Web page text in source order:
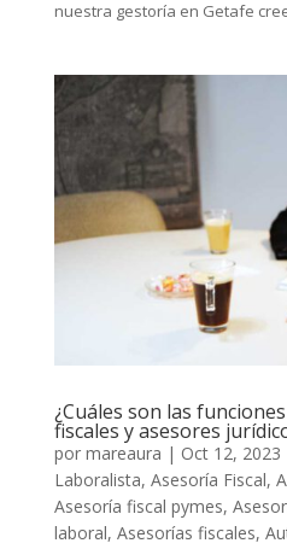
nuestra gestoría en Getafe
¿Cuáles son las
fiscales y asesores
por mareaura | Oct 12, 2023
Laboralista, Asesoría Fiscal,
Asesoría fiscal pymes,
laboral, Asesorías fiscales,